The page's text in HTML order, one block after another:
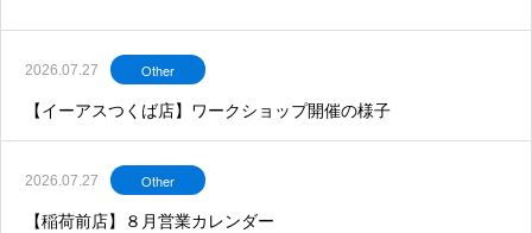
2026.07.27 Other
【イーアスつくば店】ワークショップ開催の様子
2026.07.27 Other
【稲荷前店】８月営業カレンダー